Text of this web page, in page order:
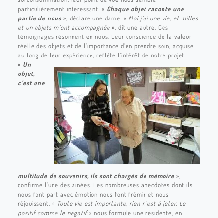
particulièrement intéressant. « Chaque objet raconte une
partie de nous», déclare une dame. « Moi j’ai une vie, et milles
et un objets m’ont accompagnée », dit une autre. Ces
témoignages résonnent en nous. Leur conscience de la valeur
réelle des objets et de l’importance d’en prendre soin, acquise
au long de leur expérience, reflète l’intérêt de notre projet.
« Un
objet,
c’est une
multitude de souvenirs, ils sont chargés de mémoire »,
confirme l’une des ainées. Les nombreuses anecdotes dont ils
nous font part avec émotion nous font frémir et nous
réjouissent. « Toute vie est importante, rien n’est à jeter. Le
positif comme le négatif» nous formule une résidente, en